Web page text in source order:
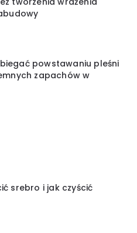
powstawaniu pleśni
zapachów w
srebro i jak czyścić